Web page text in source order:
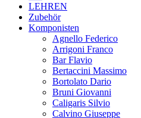
LEHREN
Zubehör
Komponisten
Agnello Federico
Arrigoni Franco
Bar Flavio
Bertaccini Massimo
Bortolato Dario
Bruni Giovanni
Caligaris Silvio
Calvino Giuseppe